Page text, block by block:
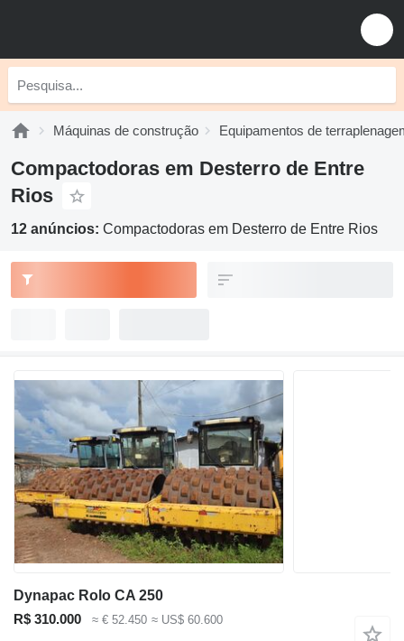
Máquinas de construção Equipamentos de
Compactodoras em Desterro de Entre
Rios
12 anúncios: Compactodoras em Desterro de Entre Rios
Dynapac Rolo CA 250
R$ 310.000
≈ € 52.450 ≈ US$ 60.600